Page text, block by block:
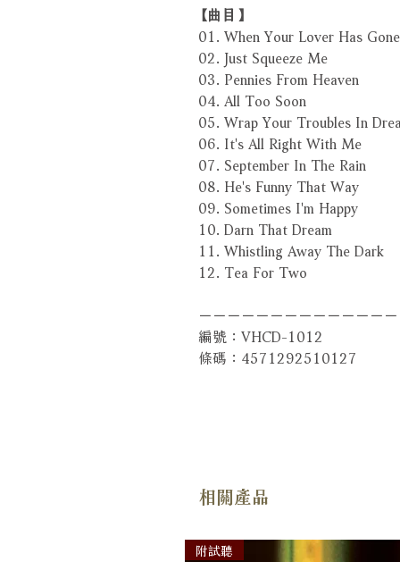
【曲目】
01. When Your Lover Has Gone
02. Just Squeeze Me
03. Pennies From Heaven
04. All Too Soon
05. Wrap Your Troubles In
06. It's All Right With Me
07. September In The Rain
08. He's Funny That Way
09. Sometimes I'm Happy
10. Darn That Dream
11. Whistling Away The Dark
12. Tea For Two
－－－－－－－－－－－－－
編號：VHCD-1012
條碼：4571292510127
相關產品
附試聽